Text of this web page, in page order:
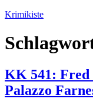
Zum
springen
Krimikiste
KK 541: Fred
Palazzo